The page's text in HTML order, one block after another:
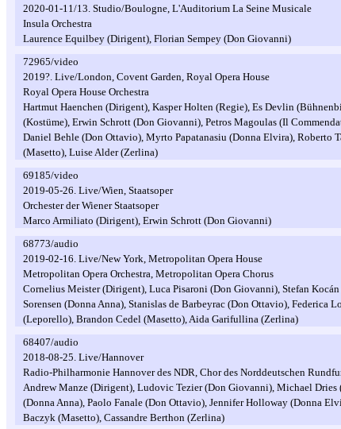
2020-01-11/13. Studio/Boulogne, L'Auditorium La Seine Musicale
Insula Orchestra
Laurence Equilbey (Dirigent), Florian Sempey (Don Giovanni)
72965/video
2019?. Live/London, Covent Garden, Royal Opera House
Royal Opera House Orchestra
Hartmut Haenchen (Dirigent), Kasper Holten (Regie), Es Devlin
(Kostüme), Erwin Schrott (Don Giovanni), Petros Magoulas (Il
Daniel Behle (Don Ottavio), Myrto Papatanasiu (Donna Elvira), Roberto
(Masetto), Luise Alder (Zerlina)
69185/video
2019-05-26. Live/Wien, Staatsoper
Orchester der Wiener Staatsoper
Marco Armiliato (Dirigent), Erwin Schrott (Don Giovanni)
68773/audio
2019-02-16. Live/New York, Metropolitan Opera House
Metropolitan Opera Orchestra, Metropolitan Opera Chorus
Cornelius Meister (Dirigent), Luca Pisaroni (Don Giovanni), Stefan
Sorensen (Donna Anna), Stanislas de Barbeyrac (Don Ottavio), Federica
(Leporello), Brandon Cedel (Masetto), Aida Garifullina (Zerlina)
68407/audio
2018-08-25. Live/Hannover
Radio-Philharmonie Hannover des NDR, Chor des Norddeutschen
Andrew Manze (Dirigent), Ludovic Tezier (Don Giovanni), Michael
(Donna Anna), Paolo Fanale (Don Ottavio), Jennifer Holloway (Donna
Baczyk (Masetto), Cassandre Berthon (Zerlina)